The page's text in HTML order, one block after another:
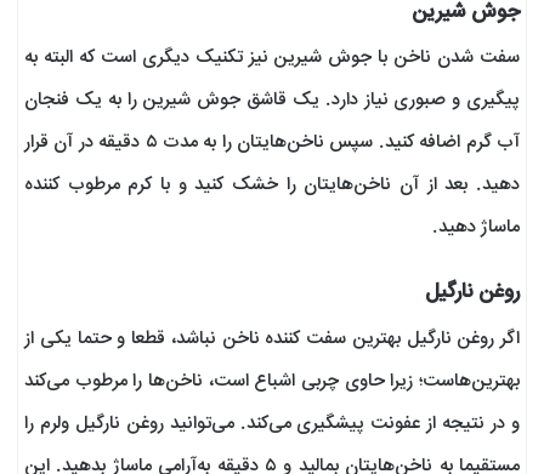
جوش شیرین
سفت شدن ناخن با جوش شیرین نیز تکنیک دیگری است که البته به
پیگیری و صبوری نیاز دارد. یک قاشق جوش شیرین را به یک فنجان
آب گرم اضافه کنید. سپس ناخن‌هایتان را به مدت ۵ دقیقه در آن قرار
دهید. بعد از آن ناخن‌هایتان را خشک کنید و با کرم مرطوب کننده
ماساژ دهید.
روغن نارگیل
اگر روغن نارگیل بهترین سفت کننده ناخن نباشد، قطعا و حتما یکی از
بهترین‌هاست؛ زیرا حاوی چربی اشباع است، ناخن‌ها را مرطوب می‌کند
و در نتیجه از عفونت پیشگیری می‌کند. می‌توانید روغن نارگیل ولرم را
مستقیما به ناخن‌هایتان بمالید و ۵ دقیقه به‌آرامی ماساژ بدهید. این